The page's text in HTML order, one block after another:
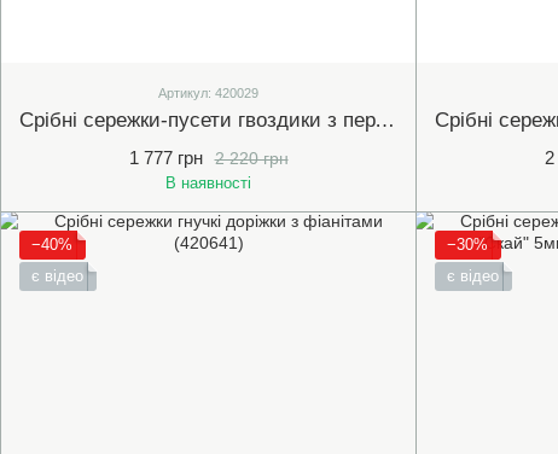
Артикул: 420029
Срібні сережки-пусети гвоздики з перлинами 9мм (420029)
2 220 грн
1 777 грн
В наявності
−40%
є відео
−30%
є відео